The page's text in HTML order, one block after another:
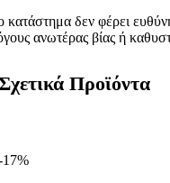
κατάστημα δεν φέρει
ανωτέρας βίας ή
Προϊόντα
17%